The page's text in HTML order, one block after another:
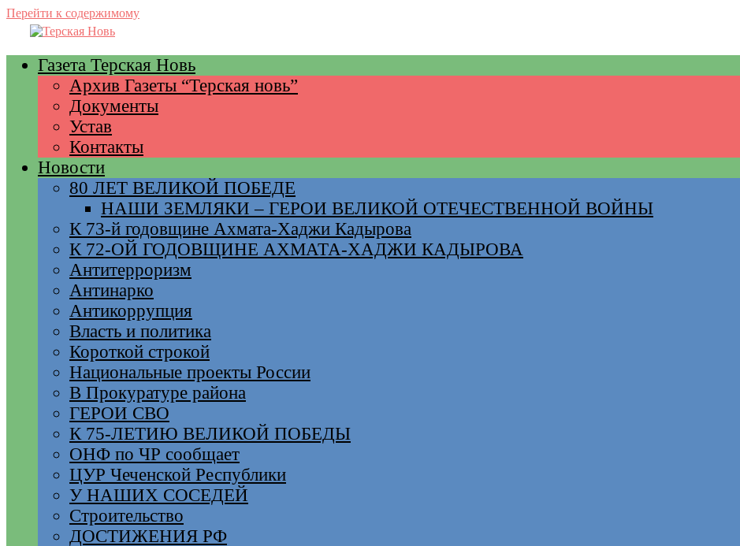
Перейти к содержимому
Газета Терская Новь
Архив Газеты “Терская новь”
Документы
Устав
Контакты
Новости
80 ЛЕТ ВЕЛИКОЙ ПОБЕДЕ
НАШИ ЗЕМЛЯКИ – ГЕРОИ ВЕЛИКОЙ ОТЕЧЕСТВЕННОЙ ВОЙНЫ
К 73-й годовщине Ахмата-Хаджи Кадырова
К 72-ОЙ ГОДОВЩИНЕ АХМАТА-ХАДЖИ КАДЫРОВА
Антитерроризм
Антинарко
Антикоррупция
Власть и политика
Короткой строкой
Национальные проекты России
В Прокуратуре района
ГЕРОИ СВО
К 75-ЛЕТИЮ ВЕЛИКОЙ ПОБЕДЫ
ОНФ по ЧР сообщает
ЦУР Чеченской Республики
У НАШИХ СОСЕДЕЙ
Строительство
ДОСТИЖЕНИЯ РФ